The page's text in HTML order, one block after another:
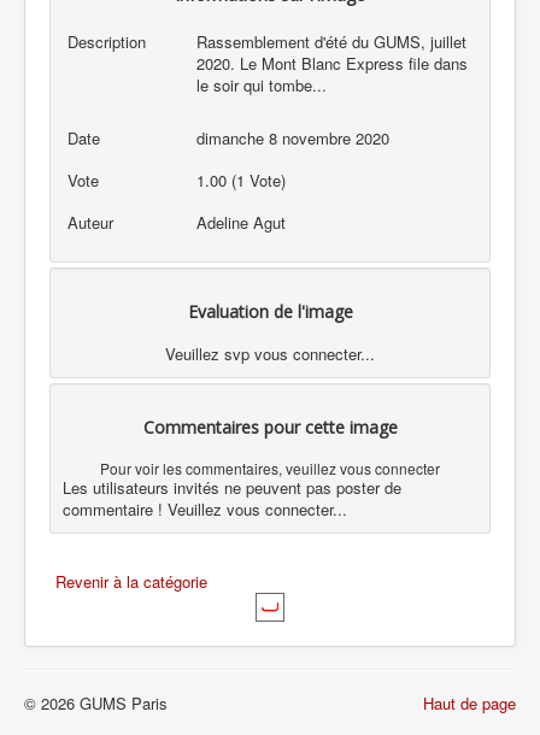
Description
Rassemblement d'été du GUMS, juillet
2020. Le Mont Blanc Express file dans
le soir qui tombe...
Date
dimanche 8 novembre 2020
Vote
1.00 (1 Vote)
Auteur
Adeline Agut
Evaluation de l'image
Veuillez svp vous connecter...
Commentaires pour cette image
Pour voir les commentaires, veuillez vous connecter
Les utilisateurs invités ne peuvent pas poster de
commentaire ! Veuillez vous connecter...
Revenir à la catégorie
Haut de page
© 2026 GUMS Paris